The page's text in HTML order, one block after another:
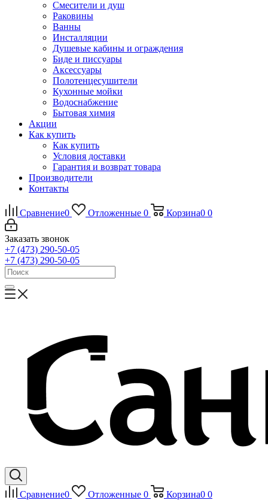
Смесители и душ
Раковины
Ванны
Инсталляции
Душевые кабины и ограждения
Биде и писсуары
Аксессуары
Полотенцесушители
Кухонные мойки
Водоснабжение
Бытовая химия
Акции
Как купить
Как купить
Условия доставки
Гарантия и возврат товара
Производители
Контакты
Сравнение0 Отложенные 0 Корзина0 0
Заказать звонок
+7 (473) 290-50-05
+7 (473) 290-50-05
Сравнение0 Отложенные 0 Корзина0 0